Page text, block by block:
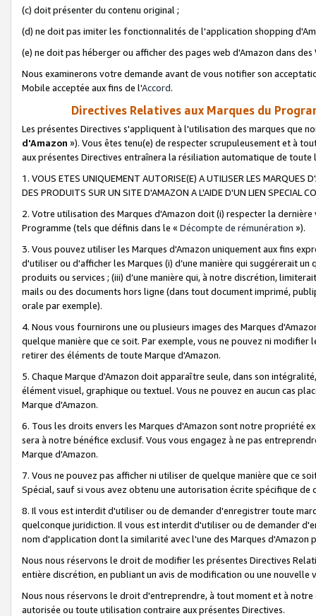
(c) doit présenter du contenu original ;
(d) ne doit pas imiter les fonctionnalités de l'application shopping
(e) ne doit pas héberger ou afficher des pages web d'Amazon dans
Nous examinerons votre demande avant de vous notifier son
Mobile acceptée aux fins de l'Accord.
Directives Relatives aux Marques du
Les présentes Directives s'appliquent à l'utilisation des marques que
d'Amazon »). Vous êtes tenu(e) de respecter scrupuleusement et à
aux présentes Directives entraînera la résiliation automatique de
1. VOUS ETES UNIQUEMENT AUTORISE(E) A UTILISER LES MARQUES
DES PRODUITS SUR UN SITE D'AMAZON A L'AIDE D'UN LIEN SPECIAL
2. Votre utilisation des Marques d'Amazon doit (i) respecter la
Programme (tels que définis dans le « Décompte de rémunération »).
3. Vous pouvez utiliser les Marques d'Amazon uniquement aux fins
d'utiliser ou d'afficher les Marques (i) d’une manière qui suggérerait
produits ou services ; (iii) d’une manière qui, à notre discrétion,
mails ou des documents hors ligne (dans tout document imprimé,
orale par exemple).
4. Nous vous fournirons une ou plusieurs images des Marques
quelque manière que ce soit. Par exemple, vous ne pouvez ni
retirer des éléments de toute Marque d'Amazon.
5. Chaque Marque d'Amazon doit apparaître seule, dans son
élément visuel, graphique ou textuel. Vous ne pouvez en aucun cas
Marque d'Amazon.
6. Tous les droits envers les Marques d'Amazon sont notre propriété
sera à notre bénéfice exclusif. Vous vous engagez à ne pas
Marque d'Amazon.
7. Vous ne pouvez pas afficher ni utiliser de quelque manière que ce
Spécial, sauf si vous avez obtenu une autorisation écrite spécifique de
8. Il vous est interdit d'utiliser ou de demander d'enregistrer toute
quelconque juridiction. Il vous est interdit d'utiliser ou de demander
nom d'application dont la similarité avec l'une des Marques
Nous nous réservons le droit de modifier les présentes Directives
entière discrétion, en publiant un avis de modification ou une nouvelle
Nous nous réservons le droit d'entreprendre, à tout moment et à
autorisée ou toute utilisation contraire aux présentes Directives.